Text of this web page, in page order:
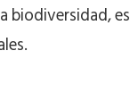
biodiversidad, es